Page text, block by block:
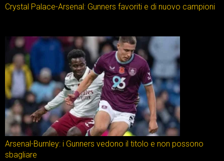
Crystal Palace-Arsenal: Gunners favoriti e di nuovo campioni
Arsenal-Burnley: i Gunners vedono il titolo e non possono
sbagliare